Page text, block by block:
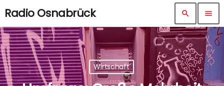
Radio Osnabrück search menu
Wirtschaft